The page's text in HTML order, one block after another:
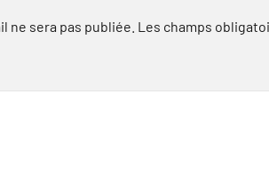
ne sera pas publiée. Les champs